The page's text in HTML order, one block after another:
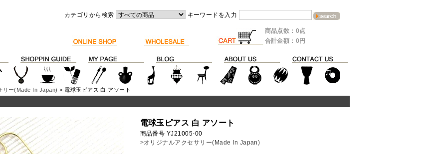
カテゴリから検索 キーワードを入力
商品点数：0点
合計金額：0円
リー(Made In Japan) > 電球玉ピアス 白 アソート
電球玉ピアス 白 アソート
商品番号 YJ21005-00
>オリジナルアクセサリー(Made In Japan)